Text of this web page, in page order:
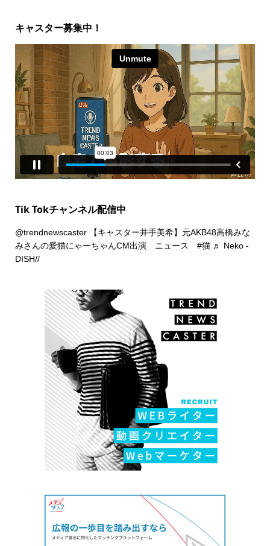
キャスター募集中！
Tik Tokチャンネル配信中
@trendnewscaster【キャスター井手美希】元AKB48高橋みな
みさんの愛猫にゃーちゃんCM出演 ニュース #猫 ♬ Neko -
DISH//